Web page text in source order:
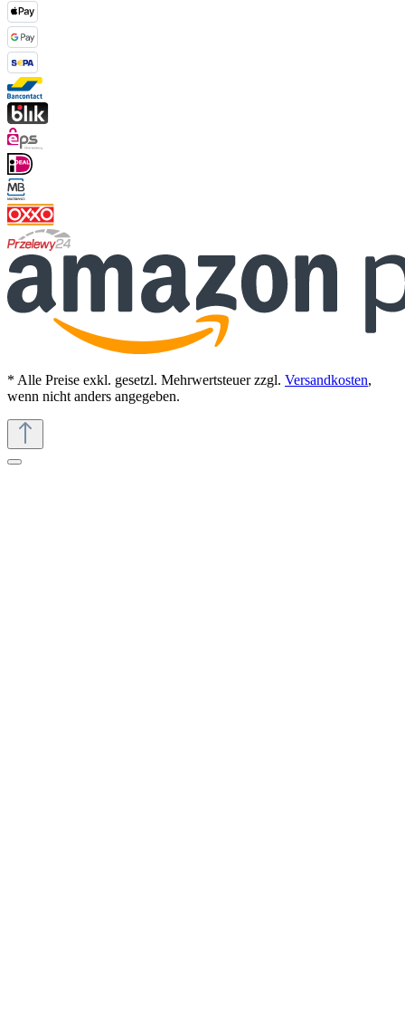
* Alle Preise exkl. gesetzl. Mehrwertsteuer zzgl. Versandkosten,
wenn nicht anders angegeben.